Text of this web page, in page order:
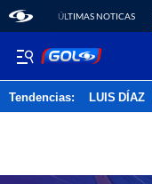
ÚLTIMAS NOTICAS
Tendencias: LUIS DÍAZ